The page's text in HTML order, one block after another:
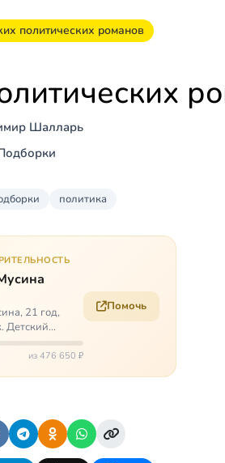
политических романов
Шалларь
политика
21 год,
Детский
паралич,
на ходунках
из 476 650 ₽
Помочь